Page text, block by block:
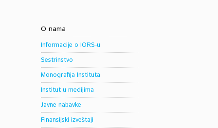
O nama
Informacije o IORS-u
Sestrinstvo
Monografija Instituta
Institut u medijima
Javne nabavke
Finansijski izveštaji